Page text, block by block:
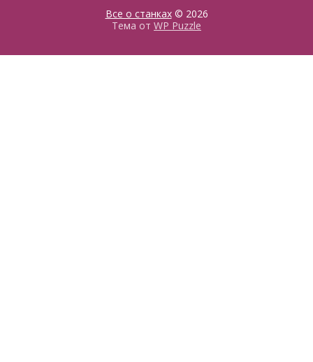
Все о станках© 2026
Тема от WP Puzzle